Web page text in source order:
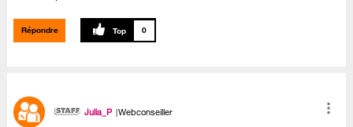
Répondre 0
Julia_P Webconseiller